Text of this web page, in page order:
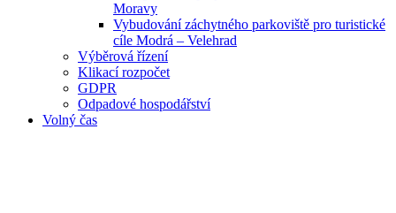
Moravy
Vybudování záchytného parkoviště pro turistické
cíle Modrá – Velehrad
Výběrová řízení
Klikací rozpočet
GDPR
Odpadové hospodářství
Volný čas